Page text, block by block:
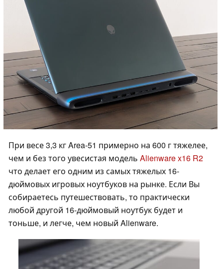
При весе 3,3 кг Area-51 примерно на 600 г тяжелее,
чем и без того увесистая модель Alienware x16 R2
что делает его одним из самых тяжелых 16-
дюймовых игровых ноутбуков на рынке. Если Вы
собираетесь путешествовать, то практически
любой другой 16-дюймовый ноутбук будет и
тоньше, и легче, чем новый Alienware.